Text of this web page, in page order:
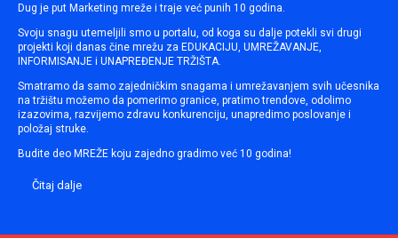
Dug je put Marketing mreže i traje već punih 10 godina.
Svoju snagu utemeljili smo u portalu, od koga su dalje potekli svi drugi
projekti koji danas čine mrežu za EDUKACIJU, UMREŽAVANJE,
INFORMISANJE i UNAPREĐENJE TRŽIŠTA.
Smatramo da samo zajedničkim snagama i umrežavanjem svih učesnika
na tržištu možemo da pomerimo granice, pratimo trendove, odolimo
izazovima, razvijemo zdravu konkurenciju, unapredimo poslovanje i
položaj struke.
Budite deo MREŽE koju zajedno gradimo već 10 godina!
Čitaj dalje